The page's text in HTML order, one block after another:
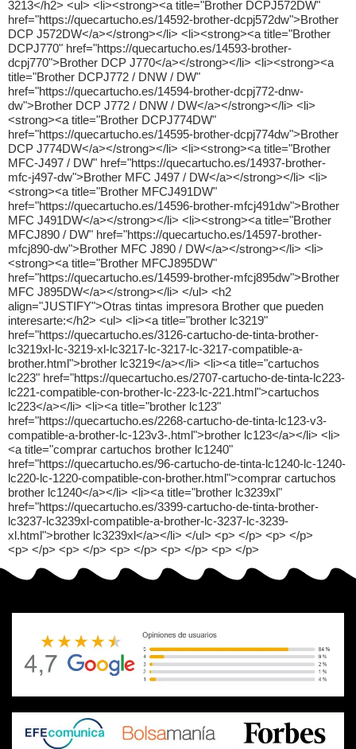
3213</h2> <ul> <li><strong><a title="Brother DCPJ572DW"
href="https://quecartucho.es/14592-brother-dcpj572dw">Brother
DCP J572DW</a></strong></li> <li><strong><a title="Brother
DCPJ770" href="https://quecartucho.es/14593-brother-
dcpj770">Brother DCP J770</a></strong></li> <li><strong><a
title="Brother DCPJ772 / DNW / DW"
href="https://quecartucho.es/14594-brother-dcpj772-dnw-
dw">Brother DCP J772 / DNW / DW</a></strong></li> <li>
<strong><a title="Brother DCPJ774DW"
href="https://quecartucho.es/14595-brother-dcpj774dw">Brother
DCP J774DW</a></strong></li> <li><strong><a title="Brother
MFC-J497 / DW" href="https://quecartucho.es/14937-brother-
mfc-j497-dw">Brother MFC J497 / DW</a></strong></li> <li>
<strong><a title="Brother MFCJ491DW"
href="https://quecartucho.es/14596-brother-mfcj491dw">Brother
MFC J491DW</a></strong></li> <li><strong><a title="Brother
MFCJ890 / DW" href="https://quecartucho.es/14597-brother-
mfcj890-dw">Brother MFC J890 / DW</a></strong></li> <li>
<strong><a title="Brother MFCJ895DW"
href="https://quecartucho.es/14599-brother-mfcj895dw">Brother
MFC J895DW</a></strong></li> </ul> <h2
align="JUSTIFY">Otras tintas impresora Brother que pueden
interesarte:</h2> <ul> <li><a title="brother lc3219"
href="https://quecartucho.es/3126-cartucho-de-tinta-brother-
lc3219xl-lc-3219-xl-lc3217-lc-3217-lc-3217-compatible-a-
brother.html">brother lc3219</a></li> <li><a title="cartuchos
lc223" href="https://quecartucho.es/2707-cartucho-de-tinta-lc223-
lc221-compatible-con-brother-lc-223-lc-221.html">cartuchos
lc223</a></li> <li><a title="brother lc123"
href="https://quecartucho.es/2268-cartucho-de-tinta-lc123-v3-
compatible-a-brother-lc-123v3-.html">brother lc123</a></li> <li>
<a title="comprar cartuchos brother lc1240"
href="https://quecartucho.es/96-cartucho-de-tinta-lc1240-lc-1240-
lc220-lc-1220-compatible-con-brother.html">comprar cartuchos
brother lc1240</a></li> <li><a title="brother lc3239xl"
href="https://quecartucho.es/3399-cartucho-de-tinta-brother-
lc3237-lc3239xl-compatible-a-brother-lc-3237-lc-3239-
xl.html">brother lc3239xl</a></li> </ul> <p> </p> <p> </p>
<p> </p> <p> </p> <p> </p> <p> </p> <p> </p>